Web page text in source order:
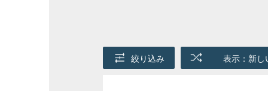
絞り込み 表示：新し